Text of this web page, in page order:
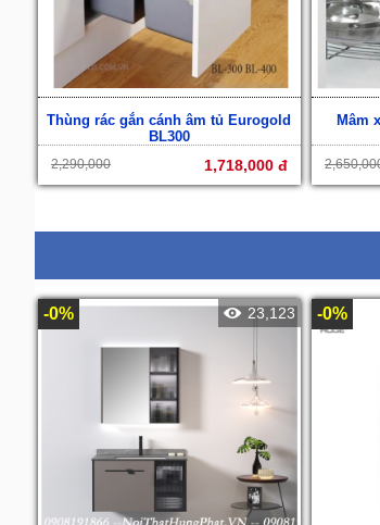
Thùng rác gắn cánh âm tủ Eurogold
BL300
2,290,000 1,718,000 đ
Mâm
-0% 23,123 -0%